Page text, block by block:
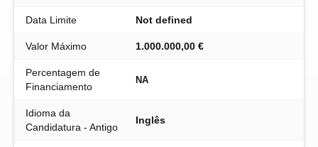
Data Limite Not defined
Valor Máximo 1.000.000,00 €
Percentagem de
Financiamento
NA
Idioma da
Candidatura - Antigo
Inglês